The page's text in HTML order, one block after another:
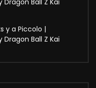
Ball Z Kai
y a Piccolo |
Ball Z Kai